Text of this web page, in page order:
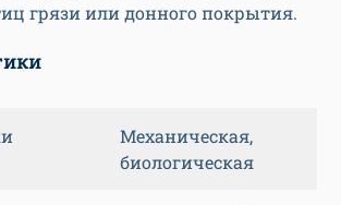
грязи или донного покрытия.
Механическая,
биологическая